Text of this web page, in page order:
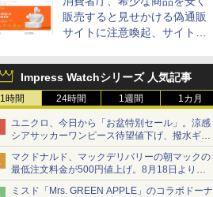
販売すると見せかける偽通販
サイトに注意喚起、サイト名
Impress Watchシリーズ 人気記事
1時間 24時間 1週間 1カ月
ユニクロ、今日から「お盆特別セール」。涼感
シアサッカーワンピース待望値下げ、撥水ギア
ショーツは1990円に
マクドナルド、マックデリバリーの朝マックの
最低注文料金が500円値上げ。8月18日より
1,500円から受付
ミスド「Mrs. GREEN APPLE」のコラボドーナ